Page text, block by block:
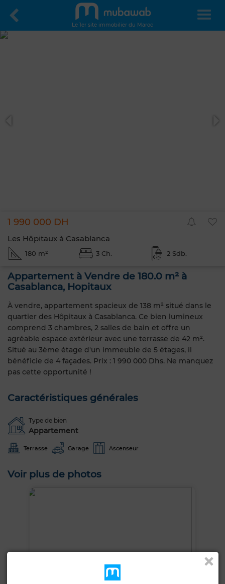
Le 1er site immobilier du Maroc
1 990 000 DH
Les Hôpitaux à Casablanca
180 m² 3 Ch. 2 Sdb.
Appartement à Vendre de 180.0 m² à
Casablanca, Hopitaux
À vendre, appartement spacieux de 138 m² situé dans le
quartier des Hôpitaux à Casablanca. Ce bien lumineux
comprend 3 chambres, 2 salles de bain et offre un
agréable espace extérieur avec une terrasse de 42 m².
Situé au 3ème étage d'un immeuble de 5 étages, il
bénéficie de 4 façades. Prix : 1 990 000 Dhs. Ne manquez
pas cette opportunité !
Caractéristiques générales
Type de bien
Appartement
Terrasse Garage Ascenseur
Voir plus de photos